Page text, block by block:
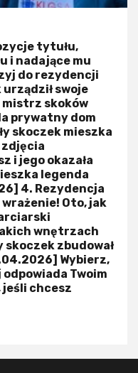
tytułu,
i nadające mu
do rezydencji
urządził swoje
mistrz skoków
prywatny dom
skoczek mieszka
zdjęcia
i jego okazała
legenda
4. Rezydencja
wrażenie! Oto, jak
wnętrzach
skoczek zbudował
Wybierz,
Twoim
jeśli chcesz